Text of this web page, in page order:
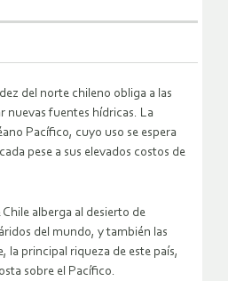
del norte chileno obliga a las
nuevas fuentes hídricas. La
Pacífico, cuyo uso se espera
pese a sus elevados costos de
alberga al desierto de
del mundo, y también las
la principal riqueza de este país,
sobre el Pacífico.